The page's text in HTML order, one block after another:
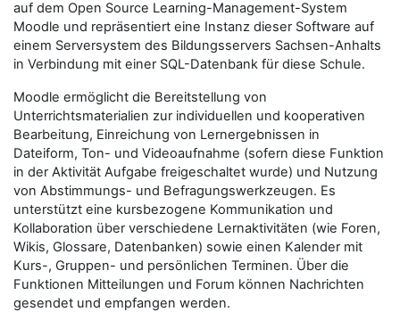
auf dem Open Source Learning-Management-System
Moodle und repräsentiert eine Instanz dieser Software auf
einem Serversystem des Bildungsservers Sachsen-Anhalts
in Verbindung mit einer SQL-Datenbank für diese Schule.
Moodle ermöglicht die Bereitstellung von
Unterrichtsmaterialien zur individuellen und kooperativen
Bearbeitung, Einreichung von Lernergebnissen in
Dateiform, Ton- und Videoaufnahme (sofern diese Funktion
in der Aktivität Aufgabe freigeschaltet wurde) und Nutzung
von Abstimmungs- und Befragungswerkzeugen. Es
unterstützt eine kursbezogene Kommunikation und
Kollaboration über verschiedene Lernaktivitäten (wie Foren,
Wikis, Glossare, Datenbanken) sowie einen Kalender mit
Kurs-, Gruppen- und persönlichen Terminen. Über die
Funktionen Mitteilungen und Forum können Nachrichten
gesendet und empfangen werden.